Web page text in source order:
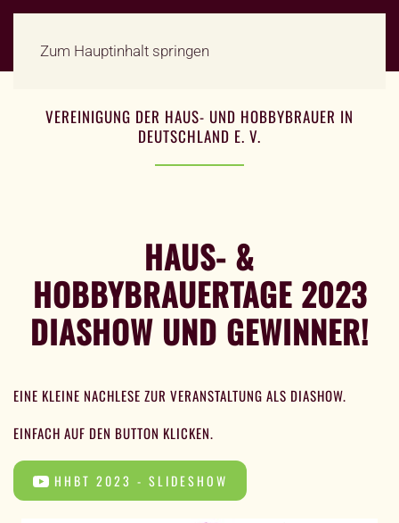
Zum Hauptinhalt springen
VEREINIGUNG DER HAUS- UND HOBBYBRAUER IN
DEUTSCHLAND E. V.
HAUS- &
HOBBYBRAUERTAGE 2023
DIASHOW UND GEWINNER!
EINE KLEINE NACHLESE ZUR VERANSTALTUNG ALS DIASHOW.
EINFACH AUF DEN BUTTON KLICKEN.
HHBT 2023 - SLIDESHOW